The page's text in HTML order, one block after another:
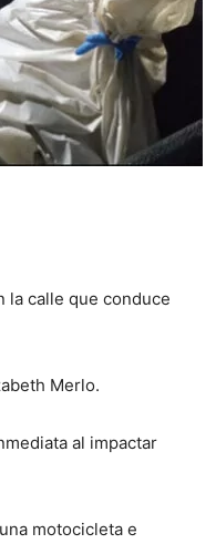
la calle que conduce
Merlo.
al impactar
motocicleta e